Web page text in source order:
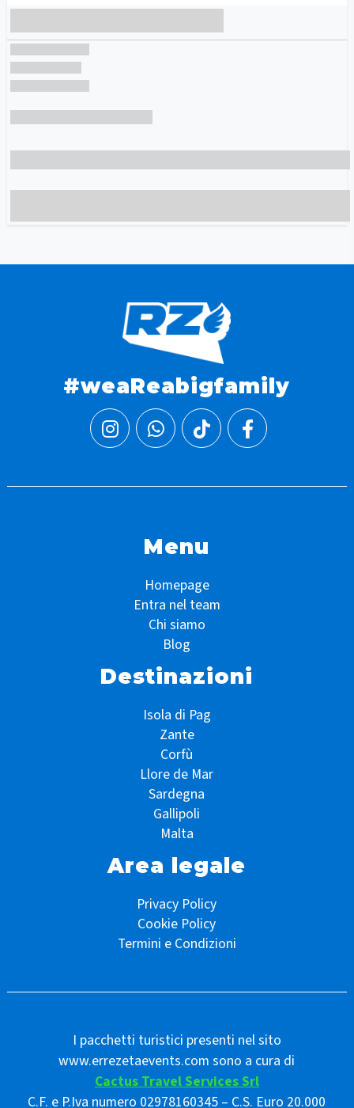
#weaReabigfamily
Menu
Homepage
Entra nel team
Chi siamo
Blog
Destinazioni
Isola di Pag
Zante
Corfù
Llore de Mar
Sardegna
Gallipoli
Malta
Area legale
Privacy Policy
Cookie Policy
Termini e Condizioni
I pacchetti turistici presenti nel sito
www.errezetaevents.com sono a cura di
Cactus Travel Services Srl
C.F. e P.Iva numero 02978160345 – C.S. Euro 20.000